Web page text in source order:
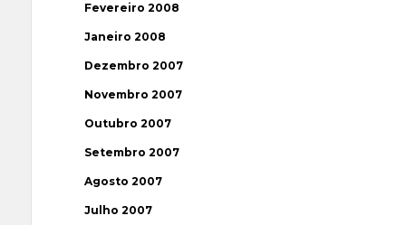
Fevereiro 2008
Janeiro 2008
Dezembro 2007
Novembro 2007
Outubro 2007
Setembro 2007
Agosto 2007
Julho 2007